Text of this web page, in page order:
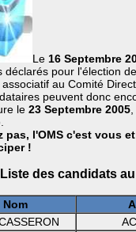
Le 16 Septembre
déclarés pour l'élection
au Comité
peuvent donc
le23 Septembre 2005
pas, l'OMS c'est vous
!
Liste des candidats au
Nom